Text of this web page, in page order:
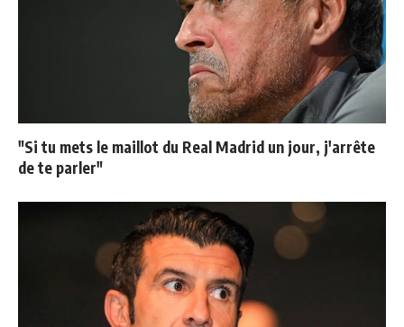
"Si tu mets le maillot du Real Madrid un jour, j'arrête
de te parler"